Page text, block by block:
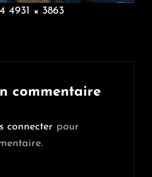
4931 × 3863
commentaire
connecter pour